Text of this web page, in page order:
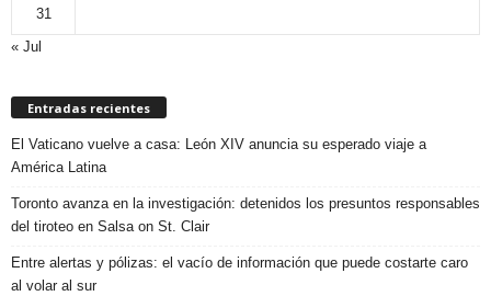
31
« Jul
Entradas recientes
El Vaticano vuelve a casa: León XIV anuncia su esperado viaje a
América Latina
Toronto avanza en la investigación: detenidos los presuntos responsables
del tiroteo en Salsa on St. Clair
Entre alertas y pólizas: el vacío de información que puede costarte caro
al volar al sur